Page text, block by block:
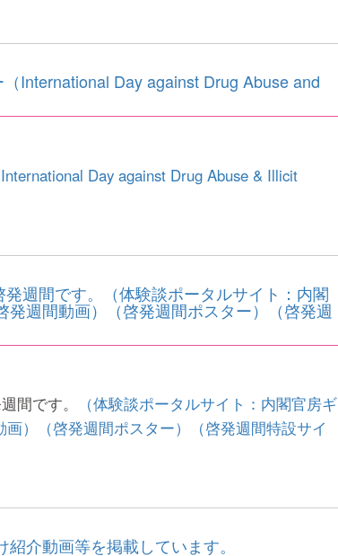
International Day against Drug Abuse and
Day against Drug Abuse & Illicit
週間です。（体験談ポータルサイト：内閣
週間動画）（啓発週間ポスター）（啓発週
間です。
（体験談ポータルサイト：内閣官房ギ
） （啓発週間ポスター）
（啓発週間特設サイ
介動画等を掲載しています。